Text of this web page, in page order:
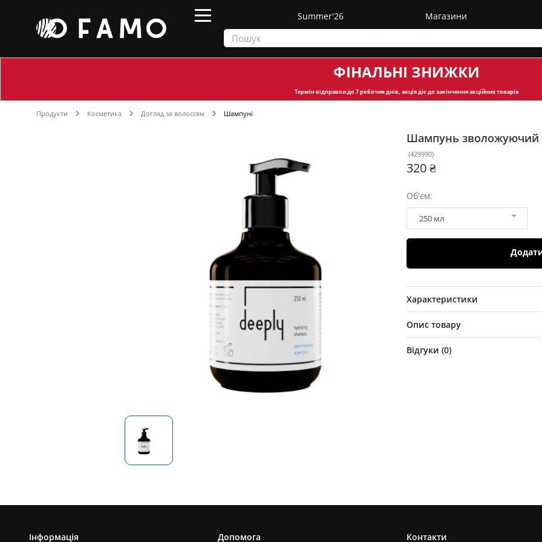
Summer'26 Магазини
ФІНАЛЬНІ ЗНИЖКИ
Термін відправкидо 7 робочих днів, акція діє до закінчення акційних товарів
Продукти Косметика Догляд за волоссям Шампуні
Шампунь зволожуючий
(429990)
320 ₴
Об'єм:
250 мл
Характеристики
Опис товару
Відгуки (0)
Інформація Допомога Контакти